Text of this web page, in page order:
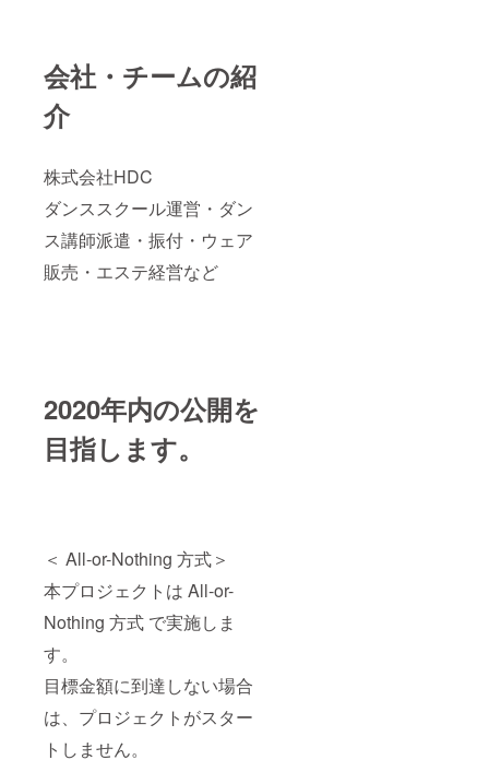
会社・チームの紹
介
株式会社HDC
ダンススクール運営・ダン
ス講師派遣・振付・ウェア
販売・エステ経営など
2020年内の公開を
目指します。
＜ All-or-Nothing 方式＞
本プロジェクトは All-or-
Nothing 方式 で実施しま
す。
目標金額に到達しない場合
は、プロジェクトがスター
トしません。